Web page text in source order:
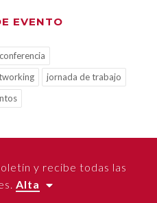
EVENTO
jornada de trabajo
y recibe todas las
Alta